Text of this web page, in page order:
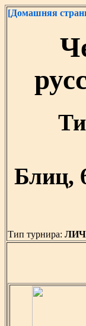
[Домашняя
Блиц,
Тип турнира: